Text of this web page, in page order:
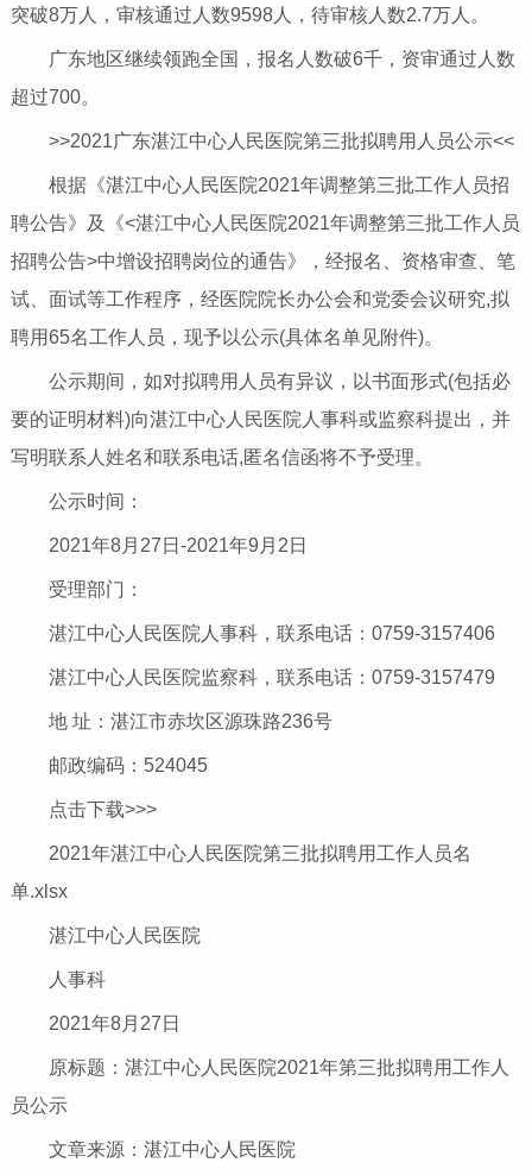
突破8万人，审核通过人数9598人，待审核人数2.7万人。
广东地区继续领跑全国，报名人数破6千，资审通过人数
超过700。
>>2021广东湛江中心人民医院第三批拟聘用人员公示<<
根据《湛江中心人民医院2021年调整第三批工作人员招
聘公告》及《<湛江中心人民医院2021年调整第三批工作人员
招聘公告>中增设招聘岗位的通告》，经报名、资格审查、笔
试、面试等工作程序，经医院院长办公会和党委会议研究,拟
聘用65名工作人员，现予以公示(具体名单见附件)。
公示期间，如对拟聘用人员有异议，以书面形式(包括必
要的证明材料)向湛江中心人民医院人事科或监察科提出，并
写明联系人姓名和联系电话,匿名信函将不予受理。
公示时间：
2021年8月27日-2021年9月2日
受理部门：
湛江中心人民医院人事科，联系电话：0759-3157406
湛江中心人民医院监察科，联系电话：0759-3157479
地 址：湛江市赤坎区源珠路236号
邮政编码：524045
点击下载>>>
2021年湛江中心人民医院第三批拟聘用工作人员名
单.xlsx
湛江中心人民医院
人事科
2021年8月27日
原标题：湛江中心人民医院2021年第三批拟聘用工作人
员公示
文章来源：湛江中心人民医院